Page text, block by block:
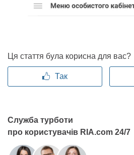
Ця стаття була корисна для вас?
Так
Служба турботи
про користувачів RIA.com 24/7